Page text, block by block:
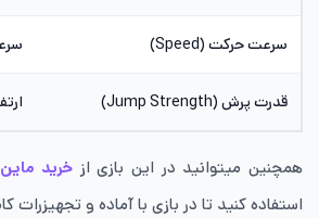
سرعت حرکت (Speed)
قدرت پرش (Jump Strength)
همچنین میتوانید در این بازی ازخرید
استفاده کنید تا در بازی با آماده و تجهیزرات